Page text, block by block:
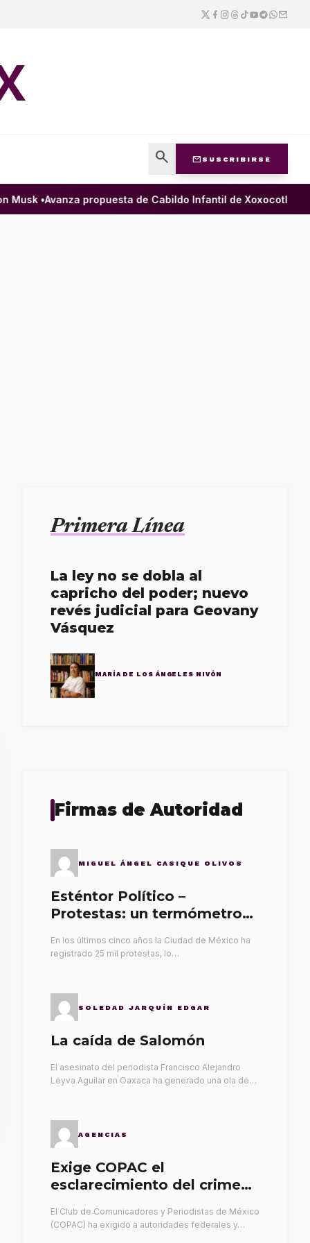
search mail SUSCRIBIRSE
•Avanza propuesta de Cabildo Infantil de Xoxocotlán
Primera Línea
La ley no se dobla al
capricho del poder; nuevo
revés judicial para Geovany
Vásquez
MARÍA DE LOS ÁNGELES NIVÓN
Firmas de Autoridad
MIGUEL ÁNGEL CASIQUE OLIVOS
Esténtor Político –
Protestas: un termómetro
En los últimos cinco años la Ciudad de México ha
registrado 25 mil protestas, lo…
SOLEDAD JARQUÍN EDGAR
La caída de Salomón
El asesinato del periodista Francisco Alejandro
Leyva Aguilar en Oaxaca ha generado una ola de…
AGENCIAS
Exige COPAC el
esclarecimiento del crimen
El Club de Comunicadores y Periodistas de México
(COPAC) ha exigido a autoridades federales y…